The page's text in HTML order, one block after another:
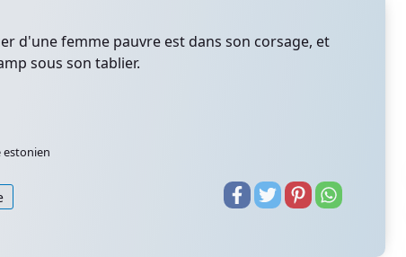
d'une femme pauvre est dans son corsage, et
sous son tablier.
estonien